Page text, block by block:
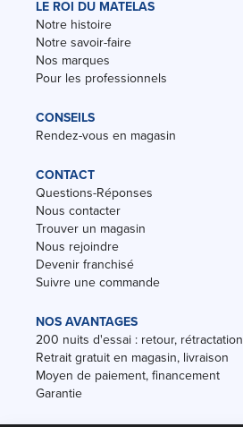
LE ROI DU MATELAS
Notre histoire
Notre savoir-faire
Nos marques
Pour les professionnels
CONSEILS
Rendez-vous en magasin
CONTACT
Questions-Réponses
Nous contacter
Trouver un magasin
Nous rejoindre
Devenir franchisé
Suivre une commande
NOS AVANTAGES
200 nuits d'essai : retour, rétractation
Retrait gratuit en magasin, livraison
Moyen de paiement, financement
Garantie